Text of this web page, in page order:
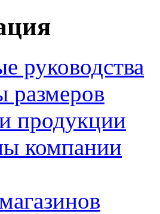
руководства
размеров
продукции
компании